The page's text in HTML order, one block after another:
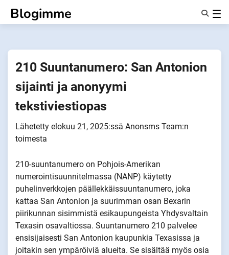
sisältöön
Blogimme
Tietoa Meistä
210 Suuntanumero: San Antonion
sijainti ja anonyymi
tekstiviestiopas
Lähetetty elokuu 21, 2025:ssä Anonsms Team:n
toimesta
210-suuntanumero on Pohjois-Amerikan
numerointisuunnitelmassa (NANP) käytetty
puhelinverkkojen päällekkäissuuntanumero, joka
kattaa San Antonion ja suurimman osan Bexarin
piirikunnan sisimmistä esikaupungeista Yhdysvaltain
Texasin osavaltiossa. Suuntanumero 210 palvelee
ensisijaisesti San Antonion kaupunkia Texasissa ja
joitakin sen ympäröiviä alueita. Se sisältää myös osia